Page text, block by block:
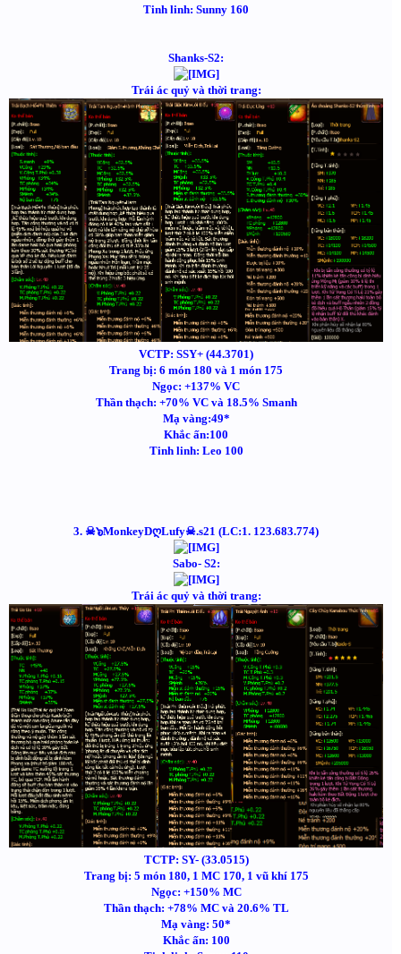
Tinh linh: Sunny 160
Shanks-S2:
Trái ác quỷ và thời trang:
VCTP: SSY+ (44.3701)
Trang bị: 6 món 180 và 1 món 175
Ngọc: +137% VC
Thần thạch: +70% VC và 18.5% Smanh
Mạ vàng:49*
Khắc ấn:100
Tinh linh: Leo 100
3. ☠๖MonkeyDღLufy☠.s21 (LC:1. 123.683.774)
Sabo- S2:
Trái ác quỷ và thời trang:
TCTP: SY- (33.0515)
Trang bị: 5 món 180, 1 MC 170, 1 vũ khí 175
Ngọc: +150% MC
Thần thạch: +78% MC và 20.6% TL
Mạ vàng: 50*
Khắc ấn: 100